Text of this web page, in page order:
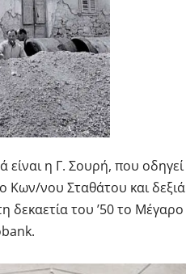
είναι η Γ. Σουρή, που οδηγεί
Κων/νου Σταθάτου και δεξιά
του ’50 το Μέγαρο